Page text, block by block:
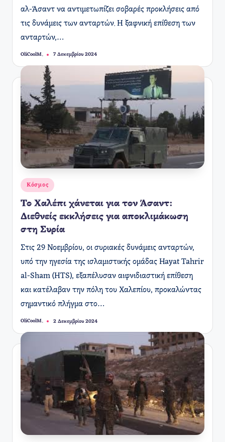
αλ-Άσαντ να αντιμετωπίζει σοβαρές προκλήσεις από
τις δυνάμεις των ανταρτών. Η ξαφνική επίθεση των
ανταρτών,…
Συγγραφέας:
OliCoolM. 7 Δεκεμβρίου 2024
Αναρτήθηκε
Κόσμος
Το Χαλέπι χάνεται για τον Άσαντ:
Διεθνείς εκκλήσεις για αποκλιμάκωση
στη Συρία
Στις 29 Νοεμβρίου, οι συριακές δυνάμεις ανταρτών,
υπό την ηγεσία της ισλαμιστικής ομάδας Hayat Tahrir
al-Sham (HTS), εξαπέλυσαν αιφνιδιαστική επίθεση
και κατέλαβαν την πόλη του Χαλεπίου, προκαλώντας
σημαντικό πλήγμα στο…
Συγγραφέας:
OliCoolM. 2 Δεκεμβρίου 2024